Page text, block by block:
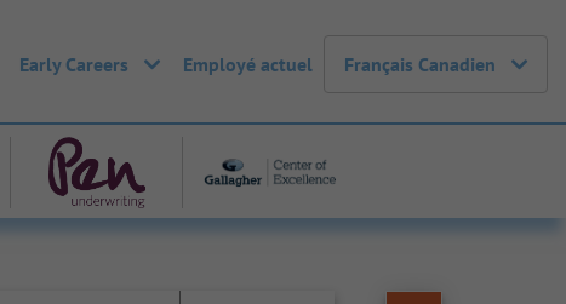
Early Careers Employé actuel Français Canadien